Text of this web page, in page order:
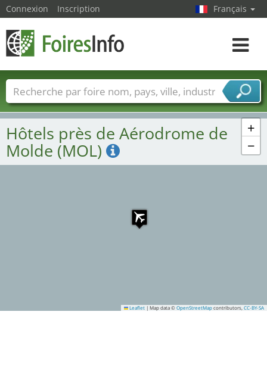
+
−
Leaflet | Map data © OpenStreetMap contributors, CC-BY-SA
Hôtels près de Aérodrome de
Molde (MOL)
Connexion Inscription Français
Toggle
Foire noms Pays Villes
Secteurs de foire
Secteurs du fournisseur de services